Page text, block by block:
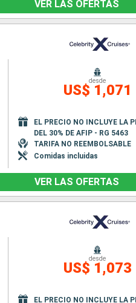
VER LAS OFERTAS
desde
US$ 1,071
EL PRECIO NO INCLUYE LA
DEL 30% DE AFIP - RG 5463
TARIFA NO REEMBOLSABLE
Comidas incluidas
VER LAS OFERTAS
desde
US$ 1,073
EL PRECIO NO INCLUYE LA